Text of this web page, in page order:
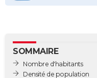
Forum
Aménagement intérieur
Extérieur
Cuisine
Salle de bains
Jardinage
Rangement
+WEEK-END
Art de vivre
Bien-être
Loisirs
Mode
Modes de vie
SANTE
Alimentation
Guide de la santé
Maladies
Médicaments
Sommeil
VOYAGE
SOMMAIRE
Nombre d'habitants
Densité de population